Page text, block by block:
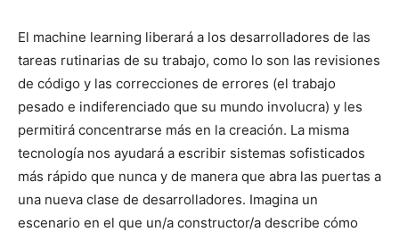
El machine learning liberará a los desarrolladores de las
tareas rutinarias de su trabajo, como lo son las revisiones
de código y las correcciones de errores (el trabajo
pesado e indiferenciado que su mundo involucra) y les
permitirá concentrarse más en la creación. La misma
tecnología nos ayudará a escribir sistemas sofisticados
más rápido que nunca y de manera que abra las puertas a
una nueva clase de desarrolladores. Imagina un
escenario en el que un/a constructor/a describe cómo